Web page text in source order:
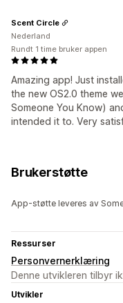
Amazing app! Just
the new OS2.0 theme
Someone You Know)
intended it to. Very
Scent Circle
Nederland
Rundt 1 time bruker appen
Brukerstøtte
App-støtte leveres av
Ressurser
Personvernerklæring
Denne utvikleren tilbyr
Utvikler